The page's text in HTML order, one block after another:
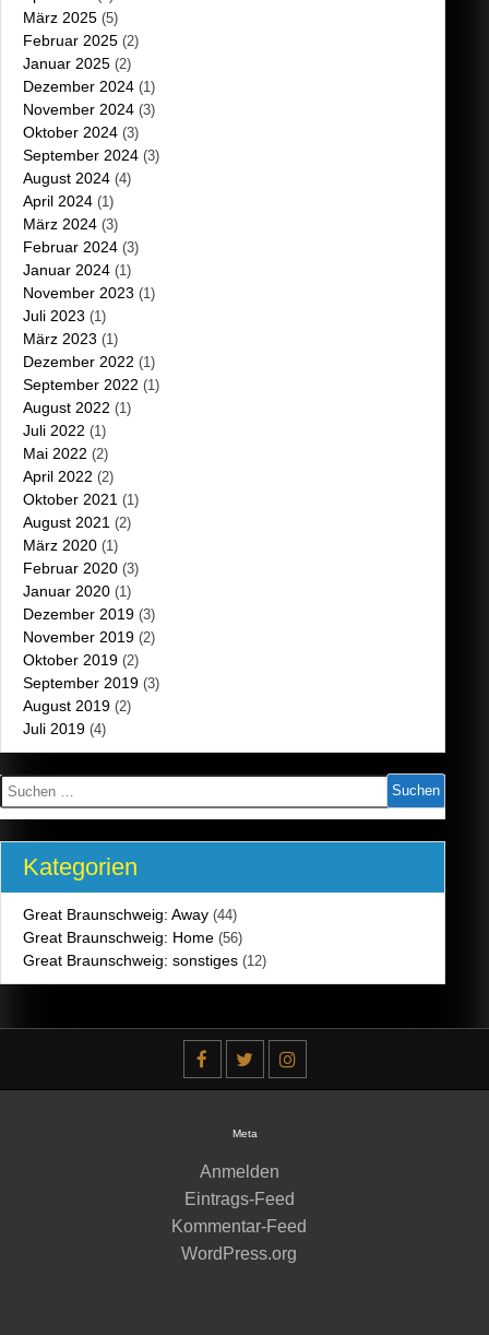
März 2025 (5)
Februar 2025 (2)
Januar 2025 (2)
Dezember 2024 (1)
November 2024 (3)
Oktober 2024 (3)
September 2024 (3)
August 2024 (4)
April 2024 (1)
März 2024 (3)
Februar 2024 (3)
Januar 2024 (1)
November 2023 (1)
Juli 2023 (1)
März 2023 (1)
Dezember 2022 (1)
September 2022 (1)
August 2022 (1)
Juli 2022 (1)
Mai 2022 (2)
April 2022 (2)
Oktober 2021 (1)
August 2021 (2)
März 2020 (1)
Februar 2020 (3)
Januar 2020 (1)
Dezember 2019 (3)
November 2019 (2)
Oktober 2019 (2)
September 2019 (3)
August 2019 (2)
Juli 2019 (4)
Suchen
nach:
Kategorien
Great Braunschweig: Away (44)
Great Braunschweig: Home (56)
Great Braunschweig: sonstiges (12)
Meta
Anmelden
Eintrags-Feed
Kommentar-Feed
WordPress.org